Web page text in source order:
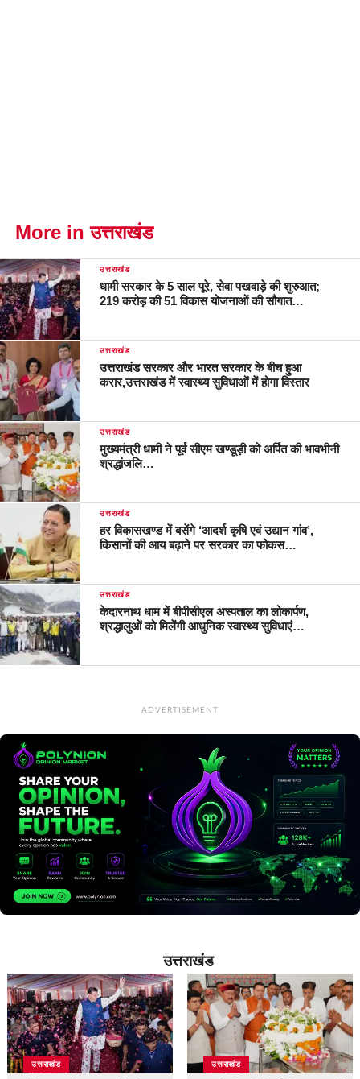
More in उत्तराखंड
उत्तराखंड
धामी सरकार के 5 साल पूरे, सेवा पखवाड़े की शुरुआत;
219 करोड़ की 51 विकास योजनाओं की सौगात…
उत्तराखंड
उत्तराखंड सरकार और भारत सरकार के बीच हुआ
करार,उत्तराखंड में स्वास्थ्य सुविधाओं में होगा विस्तार
उत्तराखंड
मुख्यमंत्री धामी ने पूर्व सीएम खण्डूड़ी को अर्पित की भावभीनी
श्रद्धांजलि…
उत्तराखंड
हर विकासखण्ड में बसेंगे ‘आदर्श कृषि एवं उद्यान गांव’,
किसानों की आय बढ़ाने पर सरकार का फोकस…
उत्तराखंड
केदारनाथ धाम में बीपीसीएल अस्पताल का लोकार्पण,
श्रद्धालुओं को मिलेंगी आधुनिक स्वास्थ्य सुविधाएं…
ADVERTISEMENT
उत्तराखंड
उत्तराखंड उत्तराखंड